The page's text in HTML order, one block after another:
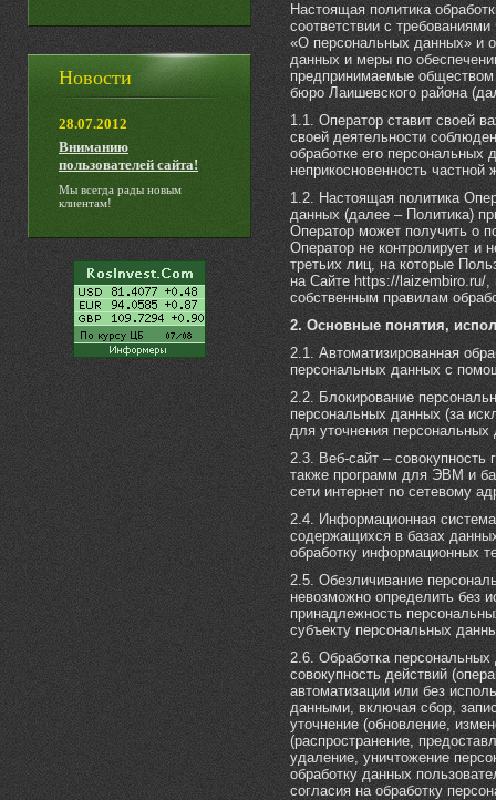
Новости
28.07.2012
Вниманию
пользователей сайта!
Мы всегда рады новым
клиентам!
Настоящая политика
соответствии с
«О персональных данных» и
данных и меры по
предпринимаемые обществом
бюро Лаишевского района
1.1. Оператор ставит своей
своей деятельности
обработке его
неприкосновенность
1.2. Настоящая политика
данных (далее – Политика)
Оператор может получить о
Оператор не контролирует и
третьих лиц, на которые
на Сайте https://
собственным правилам
2. Основные понятия,
2.1. Автоматизированная
персональных данных с
2.2. Блокирование
персональных данных (за
для уточнения персональных
2.3. Веб-сайт –
также программ для ЭВМ и
сети интернет по сетевому
2.4. Информационная
содержащихся в базах
обработку информационных
2.5. Обезличивание
невозможно определить без
принадлежность
субъекту персональных
2.6. Обработка
совокупность действий
автоматизации или без
данными, включая сбор,
уточнение (обновление,
(распространение,
удаление, уничтожение
обработку данных
согласия на обработку